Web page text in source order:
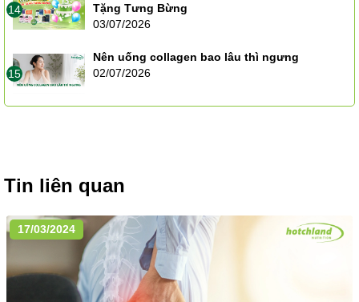
14
Tặng Tưng Bừng
03/07/2026
15
Nên uống collagen bao lâu thì ngưng
02/07/2026
Tin liên quan
17/03/2024